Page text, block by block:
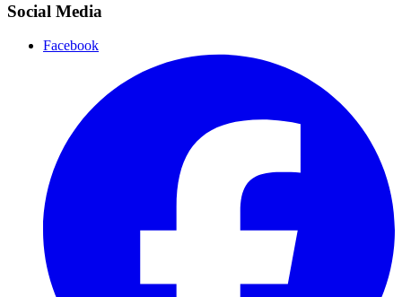
Social Media
Facebook